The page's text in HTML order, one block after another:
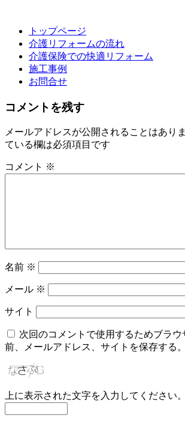
トップページ
介護リフォームの流れ
介護保険での快適リフォーム
施工事例
お問合せ
コメントを残す
メールアドレスが公開されることはありま
ている欄は必須項目です
コメント ※
名前 ※
メール ※
サイト
次回のコメントで使用するためブラウ
前、メールアドレス、サイトを保存する。
上に表示された文字を入力してください。